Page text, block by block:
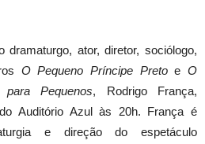
ator, diretor, sociólogo,
O Pequeno Príncipe PretoeO
Pequenos, Rodrigo França,
Auditório Azul às 20h. França é
e direção do espetáculo